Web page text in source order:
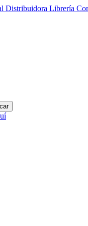
Distribuidora Librería